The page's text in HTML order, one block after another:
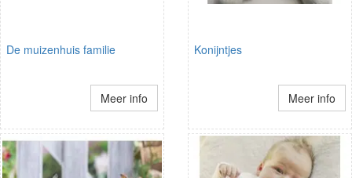
De muizenhuis familie
Meer info
Konijntjes
Meer info